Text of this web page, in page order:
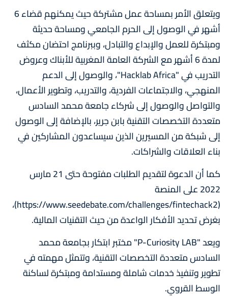
ويتعلق الأمر بمساحة عمل مشتركة حيث يمكنهم قضاء 6
أشهر في الوصول إلى الحرم الجامعي ومساحة حديثة
ومبتكرة للعمل والإبداع والتبادل، وببرنامج احتضان مكثف
لمدة 6 أشهر مع الشركة العامة المغربية للأبناك وعروض
التدريب في "Hacklab Africa"، والوصول إلى الدعم
المنهجي، والاجتماعات الفردية، والتدريب، وتطوير الأعمال،
والتواصل والوصول إلى شركاء جامعة محمد السادس
متعددة التخصصات التقنية بابن جرير، بالإضافة إلى الوصول
إلى شبكة من المسيرين الذين سيساعدون المشاركين في
بناء العلاقات والشراكات.
كما أن الدعوة لتقديم الطلبات مفتوحة حتى 21 مارس
2022 على المنصة
(https://www.seedebate.com/challenges/fintechack2)،
بغرض تحديد الأفكار الواعدة من حيث التقنيات المالية.
ويعد "P-Curiosity LAB" مختبر ابتكار بجامعة محمد
السادس متعددة التخصصات التقنية، وتتمثل مهمته في
تطوير وتنفيذ خدمات شاملة ومستدامة ومبتكرة لساكنة
الوسط القروي.